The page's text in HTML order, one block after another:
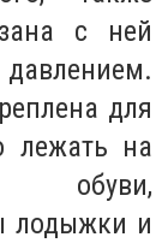
с ней
для
лежать на
обуви,
лодыжки и